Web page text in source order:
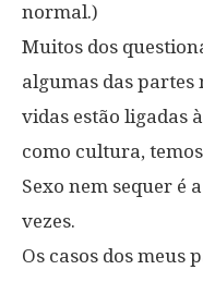
normal.)
Muitos dos
algumas das partes
vidas estão ligadas
como cultura,
Sexo nem sequer é
vezes.
Os casos dos meus